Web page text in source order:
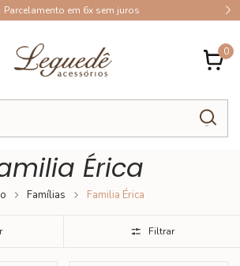
Parcelamento em 6x sem juros
0
Érica
Famílias Familia Érica
Filtrar